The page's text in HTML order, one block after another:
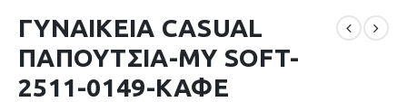
ΓΥΝΑΙΚΕΙΑ CASUAL
ΠΑΠΟΥΤΣΙΑ-MY SOFT-
2511-0149-ΚΑΦΕ